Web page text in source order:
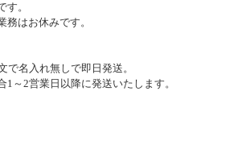
す。
はお休みです。
で名入れ無しで即日発送。
1～2営業日以降に発送いたします。